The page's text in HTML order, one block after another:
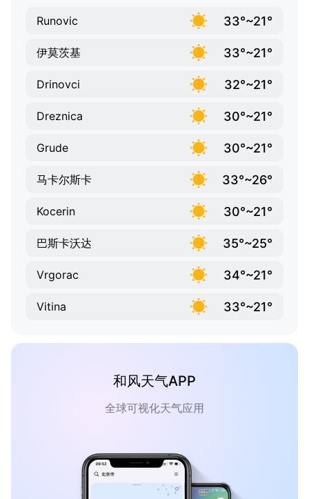
Runovic 33°~21°
伊莫茨基 33°~21°
Drinovci 32°~21°
Dreznica 30°~21°
Grude 30°~21°
马卡尔斯卡 33°~26°
Kocerin 30°~21°
巴斯卡沃达 35°~25°
Vrgorac 34°~21°
Vitina 33°~21°
和风天气APP
全球可视化天气应用